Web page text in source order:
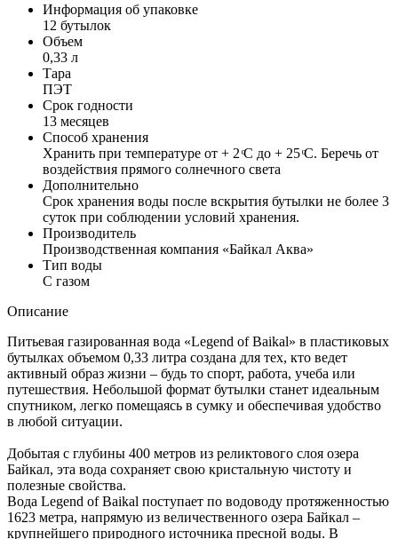
Информация об упаковке
12 бутылок
Объем
0,33 л
Тара
ПЭТ
Срок годности
13 месяцев
Способ хранения
Хранить при температуре от + 2 ͦС до + 25 ͦС. Беречь от
воздействия прямого солнечного света
Дополнительно
Срок хранения воды после вскрытия бутылки не более 3
суток при соблюдении условий хранения.
Производитель
Производственная компания «Байкал Аква»
Тип воды
С газом
Описание
Питьевая газированная вода «Legend of Baikal» в пластиковых
бутылках объемом 0,33 литра создана для тех, кто ведет
активный образ жизни – будь то спорт, работа, учеба или
путешествия. Небольшой формат бутылки станет идеальным
спутником, легко помещаясь в сумку и обеспечивая удобство
в любой ситуации.
Добытая с глубины 400 метров из реликтового слоя озера
Байкал, эта вода сохраняет свою кристальную чистоту и
полезные свойства.
Вода Legend of Baikal поступает по водоводу протяженностью
1623 метра, напрямую из величественного озера Байкал –
крупнейшего природного источника пресной воды. В